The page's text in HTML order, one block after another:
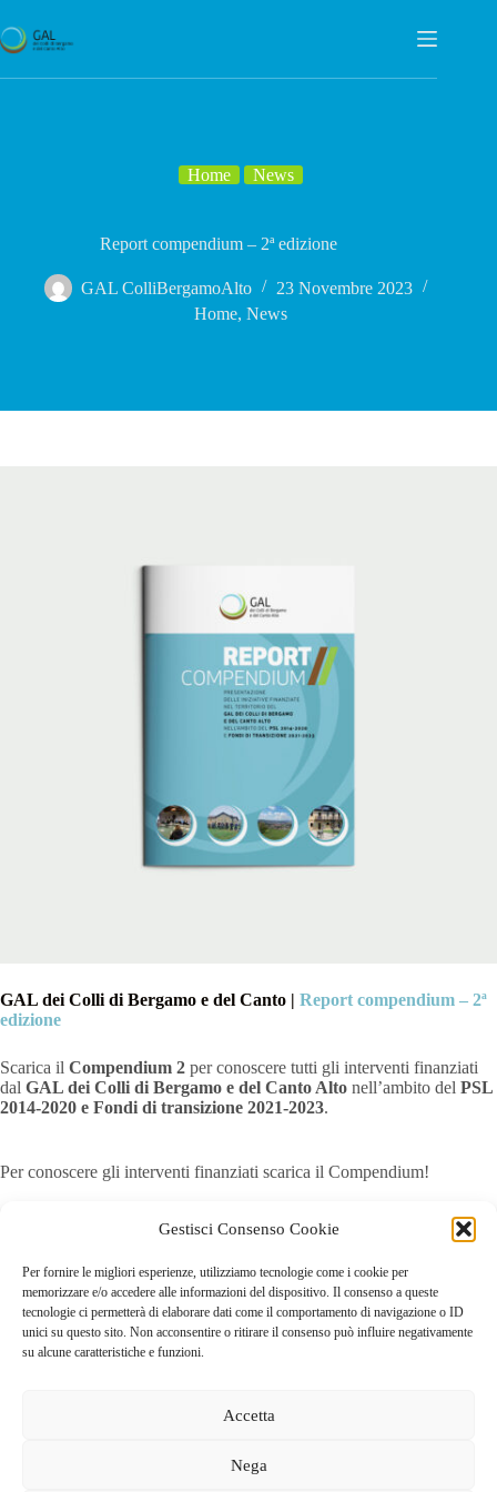
Gestisci Consenso Cookie
Per fornire le migliori esperienze, utilizziamo tecnologie come i cookie per
memorizzare e/o accedere alle informazioni del dispositivo. Il consenso a queste
tecnologie ci permetterà di elaborare dati come il comportamento di navigazione o ID
unici su questo sito. Non acconsentire o ritirare il consenso può influire negativamente
su alcune caratteristiche e funzioni.
Accetta
Nega
al
contenuto
Home News
Report compendium – 2ª edizione
GAL ColliBergamoAlto
23 Novembre 2023
Home,News
GAL dei Colli di Bergamo e del Canto | Report compendium – 2ª
edizione
Scarica il Compendium 2 per conoscere tutti gli interventi finanziati
dal GAL dei Colli di Bergamo e del Canto Alto nell’ambito del PSL
2014-2020 e Fondi di transizione 2021-2023.
Per conoscere gli interventi finanziati scarica il Compendium!
> REPORT COMPENDIUM – 2ª EDIZIONE